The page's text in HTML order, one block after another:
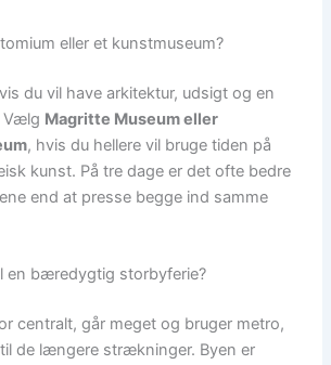
eller et kunstmuseum?
du vil have arkitektur, udsigt og en
Vælg Magritte Museum eller
, hvis du hellere vil bruge tiden på
kunst. På tre dage er det ofte bedre
end at presse begge ind samme
en bæredygtig storbyferie?
centralt, går meget og bruger metro,
de længere strækninger. Byen er